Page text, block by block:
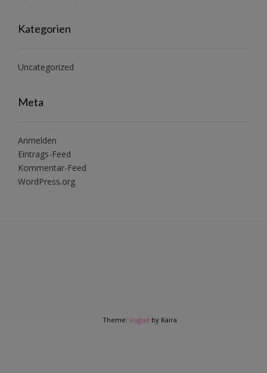
Kategorien
Uncategorized
Meta
Anmelden
Eintrags-Feed
Kommentar-Feed
WordPress.org
Theme: Vogue by Kaira